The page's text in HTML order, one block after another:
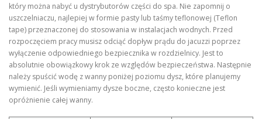
który można nabyć u dystrybutorów części do spa. Nie zapomnij o
uszczelniaczu, najlepiej w formie pasty lub taśmy teflonowej (Teflon
tape) przeznaczonej do stosowania w instalacjach wodnych. Przed
rozpoczęciem pracy musisz odciąć dopływ prądu do jacuzzi poprzez
wyłączenie odpowiedniego bezpiecznika w rozdzielnicy. Jest to
absolutnie obowiązkowy krok ze względów bezpieczeństwa. Następnie
należy spuścić wodę z wanny poniżej poziomu dysz, które planujemy
wymienić. Jeśli wymieniamy dysze boczne, często konieczne jest
opróżnienie całej wanny.